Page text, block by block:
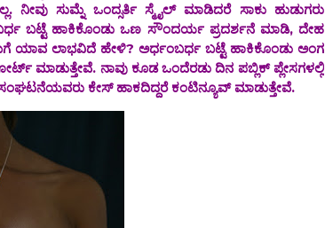
ನೀವು ಸುಮ್ನೆ ಒಂದ್ಸರ್ತಿ ಸ್ಮೈಲ್ ಮಾಡಿದರೆ ಸಾಕು ಹುಡುಗರು
ಬಟ್ಟೆ ಹಾಕಿಕೊಂಡು ಒಣ ಸೌಂದರ್ಯ ಪ್ರದರ್ಶನೆ ಮಾಡಿ, ದೇಹ
ಯಾವ ಲಾಭವಿದೆ ಹೇಳಿ? ಅರ್ಧಂಬರ್ಧ ಬಟ್ಟೆ ಹಾಕಿಕೊಂಡು ಅಂಗ
ಮಾಡುತ್ತೇವೆ. ನಾವು ಕೂಡ ಒಂದೆರಡು ದಿನ ಪಬ್ಲಿಕ್ ಪ್ಲೇಸಗಳಲ್ಲಿ
ಕೇಸ್ ಹಾಕದಿದ್ದರೆ ಕಂಟಿನ್ಯೂವ್ ಮಾಡುತ್ತೇವೆ.